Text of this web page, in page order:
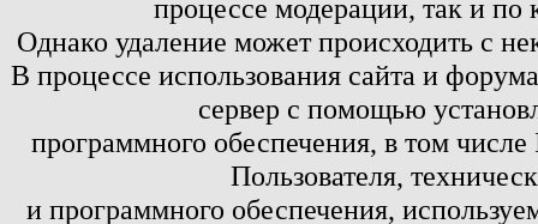
процессе модерации, так и по
Однако удаление может происходить с
В процессе использования сайта и
сервер с помощью
программного обеспечения, в том
Пользователя,
и программного обеспечения,